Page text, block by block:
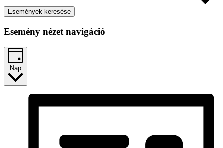
Események keresése
Esemény nézet navigáció
Nap